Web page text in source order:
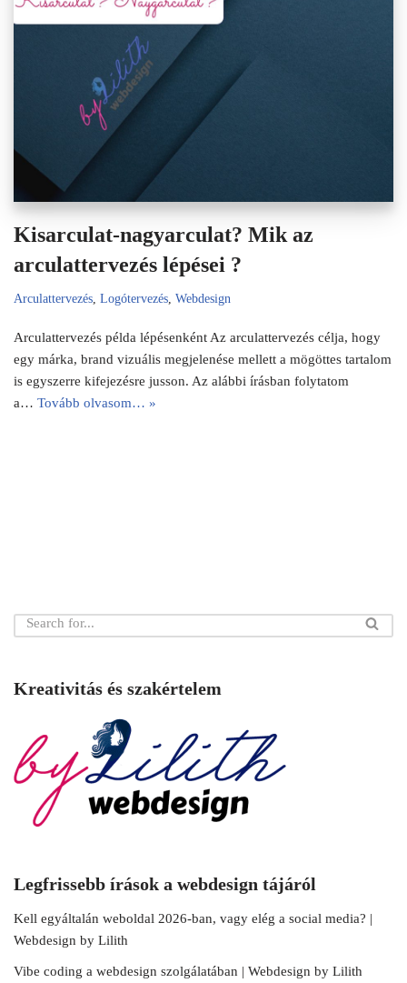
Kisarculat-nagyarculat? Mik az
arculattervezés lépései ?
Arculattervezés, Logótervezés, Webdesign
Arculattervezés példa lépésenként Az arculattervezés célja, hogy
egy márka, brand vizuális megjelenése mellett a mögöttes tartalom
is egyszerre kifejezésre jusson. Az alábbi írásban folytatom
a… Tovább olvasom… »
Kreativitás és szakértelem
Legfrissebb írások a webdesign tájáról
Kell egyáltalán weboldal 2026-ban, vagy elég a social media? |
Webdesign by Lilith
Vibe coding a webdesign szolgálatában | Webdesign by Lilith